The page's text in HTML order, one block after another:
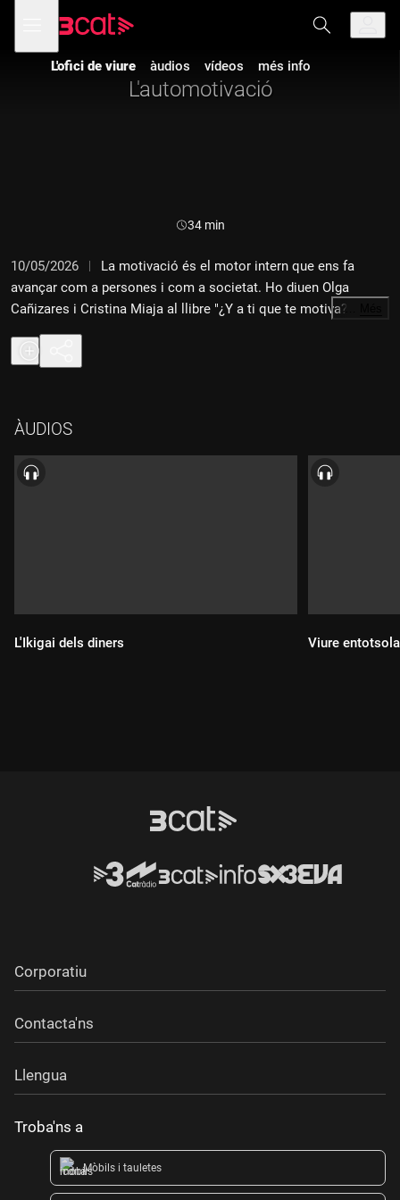
navegació
principal
menú
de
L'ofici de viure àudios vídeos més info
L'automotivació
Durada:
34 min
10/05/2026
La motivació és el motor intern que ens fa
avançar com a persones i com a societat. Ho diuen Olga
Cañizares i Cristina Miaja al llibre "¿Y a ti que te motiva?", on
asseguren que automotivar-nos canvia els nostres pensaments
i sentiments i modifica les nostres conductes. Amb un
plantejament filosòfic, repassen com i per què motivar-nos,
com fer-ho. Amb la presència de la psicòloga Thais Casals.
…
ÀUDIOS
L'Ikigai dels diners Viure
Corporatiu
Contacta'ns
Llengua
Troba'ns a
Mòbils i tauletes